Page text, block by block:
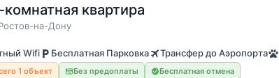
квартира
на-Дону
Wifi Бесплатная Парковка Трансфер до Аэропорта
1 объект Без предоплаты Бесплатная отмена